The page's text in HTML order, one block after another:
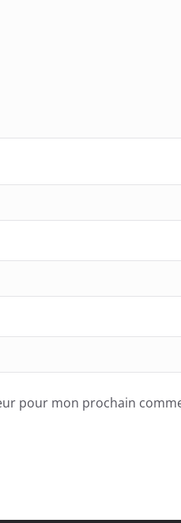
pour mon prochain